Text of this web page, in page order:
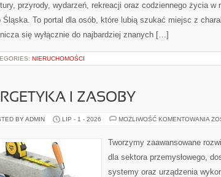
przyrody, wydarzeń, rekreacji oraz codziennego życia
Śląska. To portal dla osób, które lubią szukać miejsc z
się wyłącznie do najbardziej znanych […]
NIERUCHOMOŚCI
I ZASOBY
BY ADMIN LIP - 1 - 2026 MOŻLIWOŚĆ KOMENTOWANIA
Tworzymy zaawansowane
dla sektora przemysłowego,
systemy oraz urządzenia